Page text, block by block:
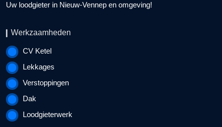
Uw loodgieter in Nieuw-Vennep en omgeving!
Werkzaamheden
CV Ketel
Lekkages
Verstoppingen
Dak
Loodgieterwerk